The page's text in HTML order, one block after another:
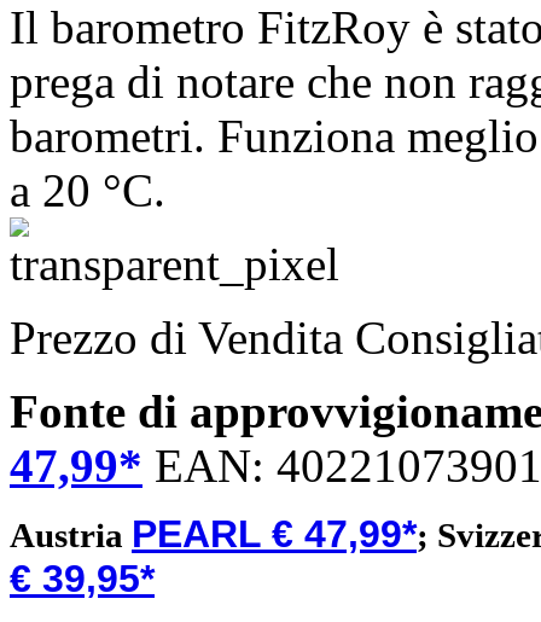
Il barometro FitzRoy è
prega di notare che non
barometri. Funziona
a 20 °C.
Prezzo di Vendita
Fonte di
47,99* EAN:
Austria PEARL € 47,99*;
€ 39,95*